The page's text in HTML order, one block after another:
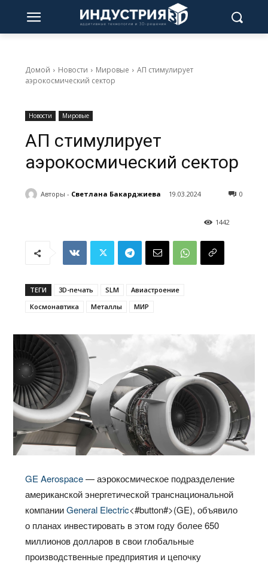
Домой Новости Мировые
АП стимулирует
аэрокосмический сектор
Новости Мировые
АП стимулирует
аэрокосмический сектор
Авторы - Светлана Бакарджиева 19.03.2024 0
1442
ТЕГИ 3D-печать SLM
Авиастроение
Космонавтика
Металлы МИР
GE Aerospace— аэрокосмическое подразделение
американской энергетической транснациональной
компанииGeneral Electric<#button#>(GE), объявило
о планах инвестировать в этом году более 650
миллионов долларов в свои глобальные
производственные предприятия и цепочку